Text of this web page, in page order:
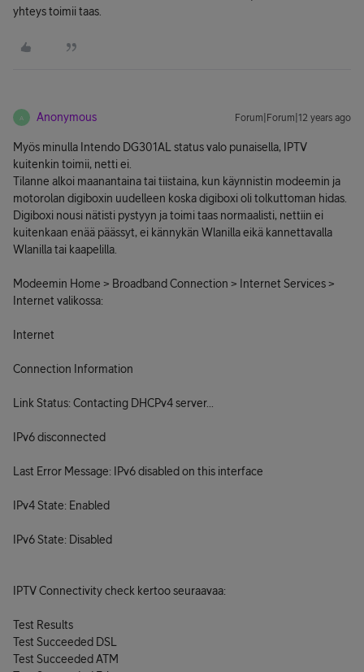
yhteys toimii taas.
A Anonymous Forum|Forum|12 years ago
Myös minulla Intendo DG301AL status valo punaisella, IPTV
kuitenkin toimii, netti ei.
Tilanne alkoi maanantaina tai tiistaina, kun käynnistin modeemin ja
motorolan digiboxin uudelleen koska digiboxi oli tolkuttoman hidas.
Digiboxi nousi nätisti pystyyn ja toimi taas normaalisti, nettiin ei
kuitenkaan enää päässyt, ei kännykän Wlanilla eikä kannettavalla
Wlanilla tai kaapelilla.
Modeemin Home > Broadband Connection > Internet Services >
Internet valikossa:
Internet
Connection Information
Link Status: Contacting DHCPv4 server...
IPv6 disconnected
Last Error Message: IPv6 disabled on this interface
IPv4 State: Enabled
IPv6 State: Disabled
IPTV Connectivity check kertoo seuraavaa:
Test Results
Test Succeeded DSL
Test Succeeded ATM